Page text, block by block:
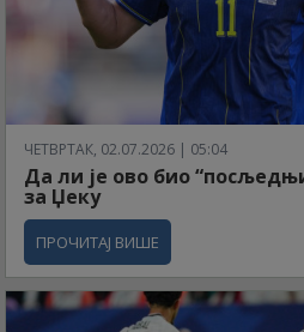
ЧЕТВРТАК, 02.07.2026 | 05:04
Да ли је ово био
за Џеку
ПРОЧИТАЈ ВИШЕ